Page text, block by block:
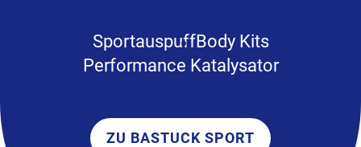
SportauspuffBody Kits
Performance Katalysator
ZU BASTUCK SPORT